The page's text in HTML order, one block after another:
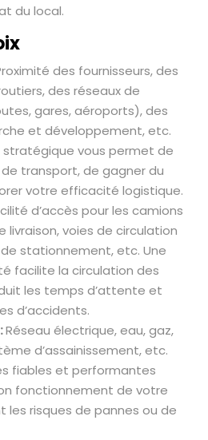
du local.
des fournisseurs, des
des réseaux de
gares, aéroports), des
et développement, etc.
vous permet de
transport, de gagner du
votre efficacité logistique.
d’accès pour les camions
livraison, voies de circulation
stationnement, etc. Une
facilite la circulation des
les temps d’attente et
d’accidents.
Réseau électrique, eau, gaz,
d’assainissement, etc.
fiables et performantes
fonctionnement de votre
risques de pannes ou de